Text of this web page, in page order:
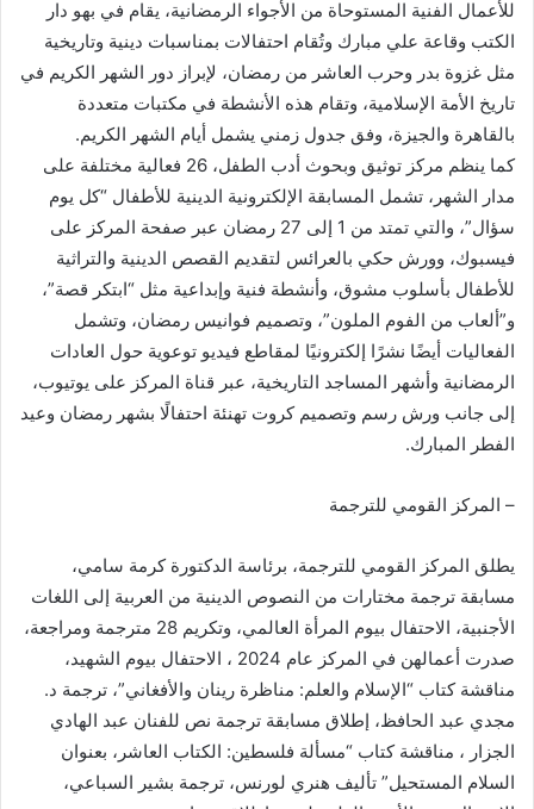
للأعمال الفنية المستوحاة من الأجواء الرمضانية، يقام في بهو دار
الكتب وقاعة علي مبارك وتُقام احتفالات بمناسبات دينية وتاريخية
مثل غزوة بدر وحرب العاشر من رمضان، لإبراز دور الشهر الكريم في
تاريخ الأمة الإسلامية، وتقام هذه الأنشطة في مكتبات متعددة
بالقاهرة والجيزة، وفق جدول زمني يشمل أيام الشهر الكريم.
كما ينظم مركز توثيق وبحوث أدب الطفل، 26 فعالية مختلفة على
مدار الشهر، تشمل المسابقة الإلكترونية الدينية للأطفال “كل يوم
سؤال”، والتي تمتد من 1 إلى 27 رمضان عبر صفحة المركز على
فيسبوك، وورش حكي بالعرائس لتقديم القصص الدينية والتراثية
للأطفال بأسلوب مشوق، وأنشطة فنية وإبداعية مثل “ابتكر قصة”،
و”ألعاب من الفوم الملون”، وتصميم فوانيس رمضان، وتشمل
الفعاليات أيضًا نشرًا إلكترونيًا لمقاطع فيديو توعوية حول العادات
الرمضانية وأشهر المساجد التاريخية، عبر قناة المركز على يوتيوب،
إلى جانب ورش رسم وتصميم كروت تهنئة احتفالًا بشهر رمضان وعيد
الفطر المبارك.
– المركز القومي للترجمة
يطلق المركز القومي للترجمة، برئاسة الدكتورة كرمة سامي،
مسابقة ترجمة مختارات من النصوص الدينية من العربية إلى اللغات
الأجنبية، الاحتفال بيوم المرأة العالمي، وتكريم 28 مترجمة ومراجعة،
صدرت أعمالهن في المركز عام 2024 ، الاحتفال بيوم الشهيد،
مناقشة كتاب “الإسلام والعلم: مناظرة رينان والأفغاني”، ترجمة د.
مجدي عبد الحافظ، إطلاق مسابقة ترجمة نص للفنان عبد الهادي
الجزار ، مناقشة كتاب “مسألة فلسطين: الكتاب العاشر، بعنوان
السلام المستحيل” تأليف هنري لورنس، ترجمة بشير السباعي،